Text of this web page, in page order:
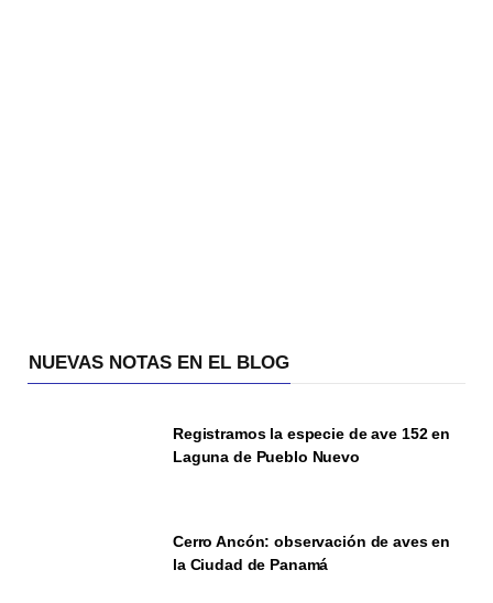
NUEVAS NOTAS EN EL BLOG
Registramos la especie de ave 152 en
Laguna de Pueblo Nuevo
Cerro Ancón: observación de aves en
la Ciudad de Panamá